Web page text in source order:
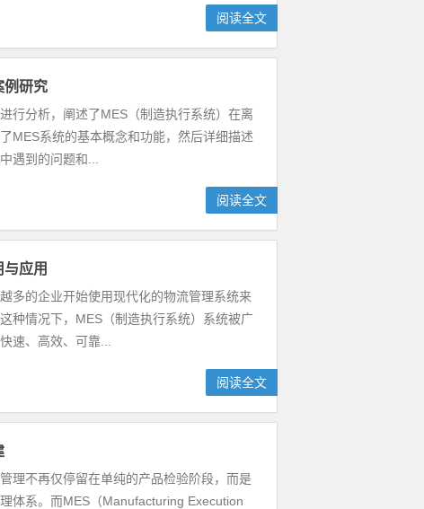
阅读全文
例研究
行分析，阐述了MES（制造执行系统）在离
MES系统的基本概念和功能，然后详细描述
遇到的问题和...
阅读全文
应用
多的企业开始使用现代化的物流管理系统来
种情况下，MES（制造执行系统）系统被广
速、高效、可靠...
阅读全文
理不再仅停留在单纯的产品检验阶段，而是
体系。而MES（Manufacturing Execution